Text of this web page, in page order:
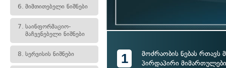
6. მიმთითებელი ნიშნები
7. საინფორმაციო-
მაჩვენებელი ნიშნები
8. სერვისის ნიშნები 1
მოძრაობის ნებას
პირდაპირი